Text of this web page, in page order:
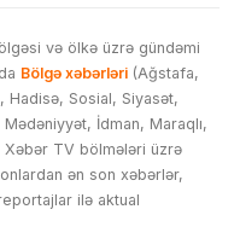
və ölkə üzrə gündəmi
Bölgə xəbərləri (Ağstafa,
Hadisə, Sosial, Siyasət,
İdman, Maraqlı,
TV bölmələri üzrə
ən son xəbərlər,
ilə aktual